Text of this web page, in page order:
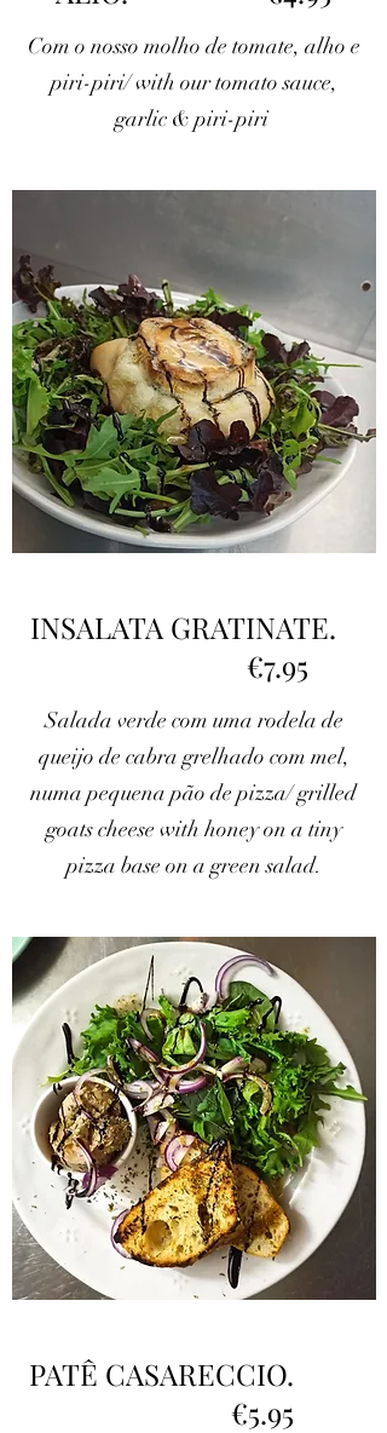
Com o nosso molho de tomate, alho e
piri-piri/ with our tomato sauce,
garlic & piri-piri
INSALATA GRATINATE.
€7.95
Salada verde com uma rodela de
queijo de cabra grelhado com mel,
numa pequena pão de pizza/ grilled
goats cheese with honey on a tiny
pizza base on a green salad.
PATÊ CASARECCIO.
€5.95